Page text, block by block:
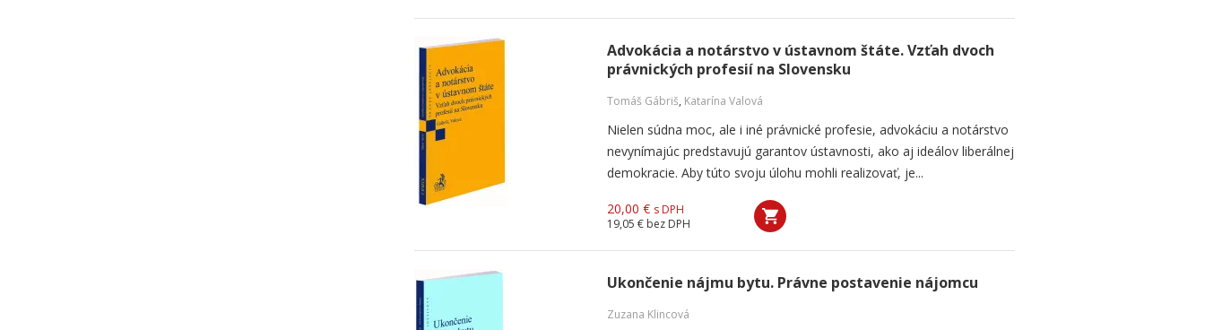
Advokácia a notárstvo v ústavnom štáte. Vzťah dvoch
právnických profesií na Slovensku
Tomáš Gábriš, Katarína Valová
Nielen súdna moc, ale i iné právnické profesie, advokáciu a notárstvo
nevynímajúc predstavujú garantov ústavnosti, ako aj ideálov liberálnej
demokracie. Aby túto svoju úlohu mohli realizovať, je...
20,00 € s DPH
19,05 € bez DPH
Ukončenie nájmu bytu. Právne postavenie nájomcu
Zuzana Klincová